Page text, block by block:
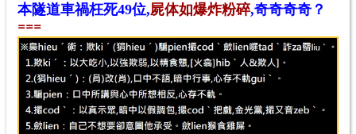
本隧道車禍枉死49位,屍体如爆炸粉碎,奇奇奇奇？
===